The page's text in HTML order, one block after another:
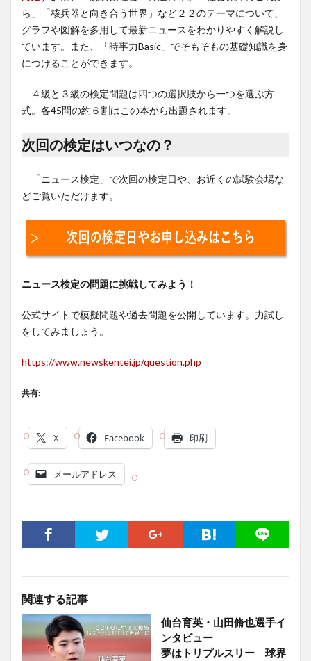
ら」「核兵器と向き合う世界」など２２のテーマについて、
グラフや図解を多用して最新ニュースをわかりやすく解説し
ています。また、「時事力Basic」でそもそもの基礎知識を身
につけることができます。
４級と３級の検定問題は四つの選択肢から一つを選ぶ方
式。各45問の約６割はこの本から出題されます。
次回の検定はいつなの？
「ニュース検定」で次回の検定日や、お近くの試験会場な
どご覧いただけます。
ニュース検定の問題に挑戦してみよう！
公式サイトで模擬問題や過去問題を公開しています。力試し
をしてみましょう。
https://www.newskentei.jp/question.php
共有:
X Facebook 印刷
メールアドレス
関連する記事
仙台育英・山田脩也選手イ
ンタビュー
夢はトリプルスリー 球界